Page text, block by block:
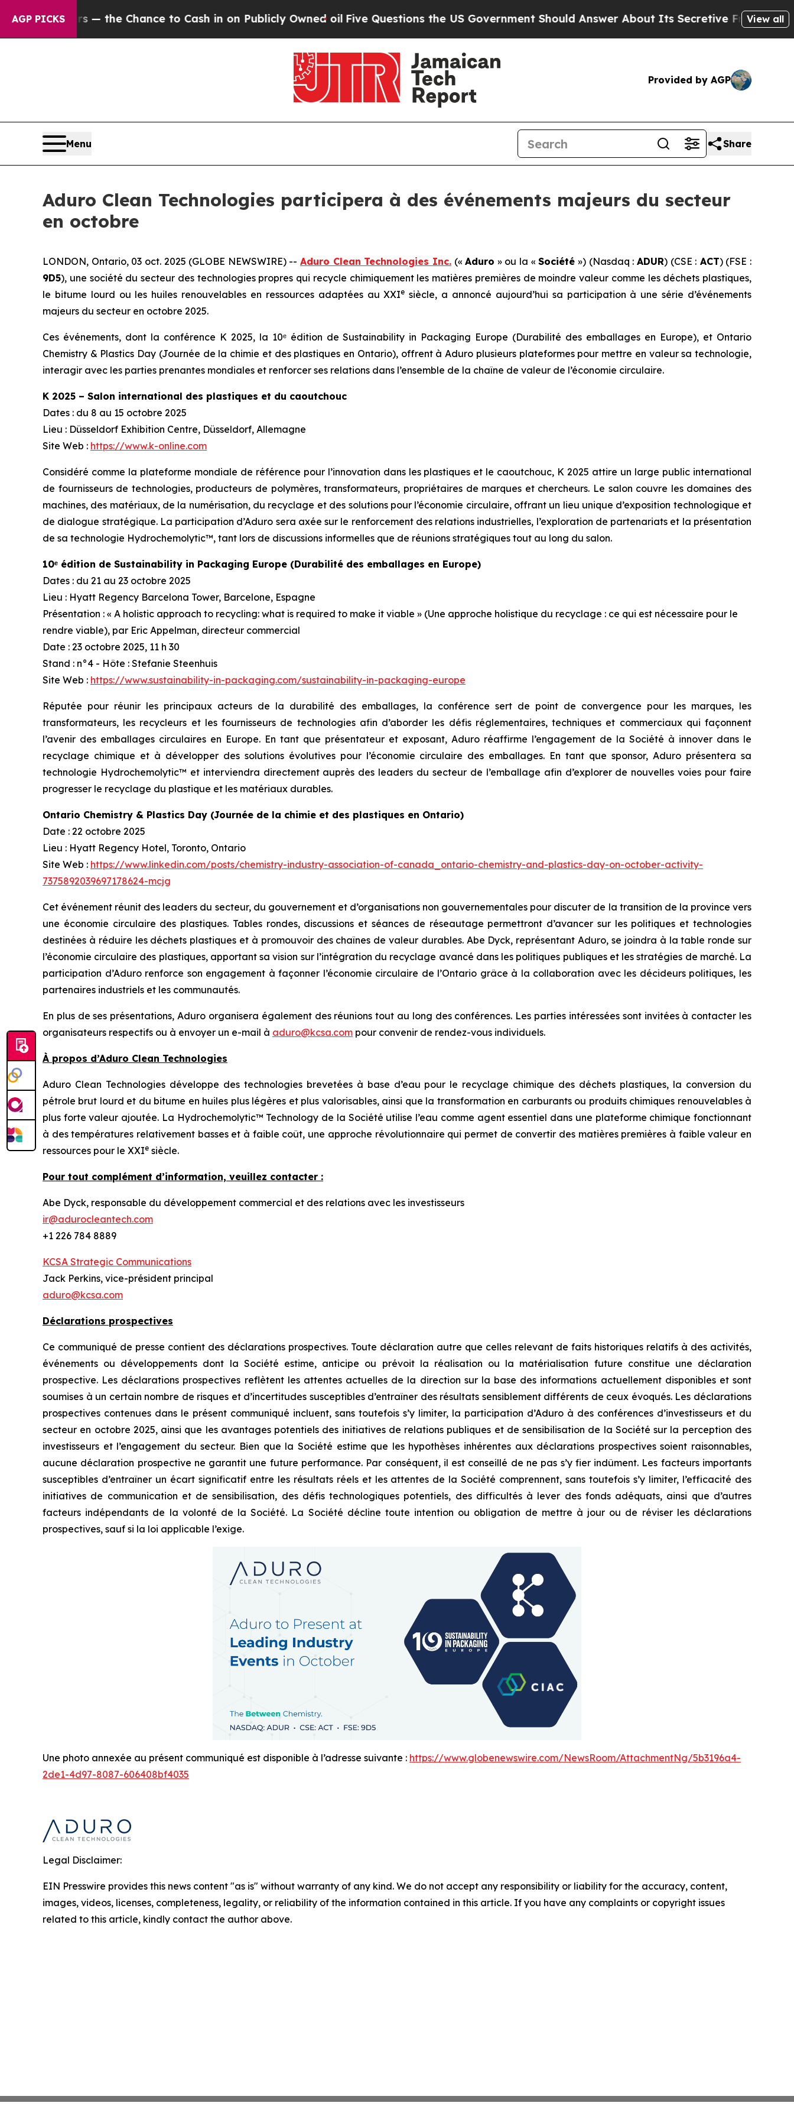
AGP PICKS
— the Chance to Cash in on Publicly Owned oilFive Questions the US Government Should Answer About Its Secretive Frontier AI Framework
View all
Provided by AGP
Menu Share
Aduro Clean Technologies participera à des événements majeurs du secteur
en octobre
LONDON, Ontario, 03 oct. 2025 (GLOBE NEWSWIRE) --Aduro Clean Technologies Inc.(«Aduro » ou la «Société ») (Nasdaq : ADUR) (CSE : ACT) (FSE :
9D5), une société du secteur des technologies propres qui recycle chimiquement les matières premières de moindre valeur comme les déchets plastiques,
le bitume lourd ou les huiles renouvelables en ressources adaptées au XXIe siècle, a annoncé aujourd’hui sa participation à une série d’événements
majeurs du secteur en octobre 2025.
Ces événements, dont la conférence K 2025, la 10ᵉ édition de Sustainability in Packaging Europe (Durabilité des emballages en Europe), et Ontario
Chemistry & Plastics Day (Journée de la chimie et des plastiques en Ontario), offrent à Aduro plusieurs plateformes pour mettre en valeur sa technologie,
interagir avec les parties prenantes mondiales et renforcer ses relations dans l’ensemble de la chaîne de valeur de l’économie circulaire.
K 2025 – Salon international des plastiques et du caoutchouc
Dates : du 8 au 15 octobre 2025
Lieu : Düsseldorf Exhibition Centre, Düsseldorf, Allemagne
Site Web : https://www.k-online.com
Considéré comme la plateforme mondiale de référence pour l’innovation dans les plastiques et le caoutchouc, K 2025 attire un large public international
de fournisseurs de technologies, producteurs de polymères, transformateurs, propriétaires de marques et chercheurs. Le salon couvre les domaines des
machines, des matériaux, de la numérisation, du recyclage et des solutions pour l’économie circulaire, offrant un lieu unique d’exposition technologique et
de dialogue stratégique. La participation d’Aduro sera axée sur le renforcement des relations industrielles, l’exploration de partenariats et la présentation
de sa technologie Hydrochemolytic™, tant lors de discussions informelles que de réunions stratégiques tout au long du salon.
10ᵉ édition de Sustainability in Packaging Europe (Durabilité des emballages en Europe)
Dates : du 21 au 23 octobre 2025
Lieu : Hyatt Regency Barcelona Tower, Barcelone, Espagne
Présentation : « A holistic approach to recycling: what is required to make it viable » (Une approche holistique du recyclage : ce qui est nécessaire pour le
rendre viable), par Eric Appelman, directeur commercial
Date : 23 octobre 2025, 11 h 30
Stand : n°4 - Hôte : Stefanie Steenhuis
Site Web : https://www.sustainability-in-packaging.com/sustainability-in-packaging-europe
Réputée pour réunir les principaux acteurs de la durabilité des emballages, la conférence sert de point de convergence pour les marques, les
transformateurs, les recycleurs et les fournisseurs de technologies afin d’aborder les défis réglementaires, techniques et commerciaux qui façonnent
l’avenir des emballages circulaires en Europe. En tant que présentateur et exposant, Aduro réaffirme l’engagement de la Société à innover dans le
recyclage chimique et à développer des solutions évolutives pour l’économie circulaire des emballages. En tant que sponsor, Aduro présentera sa
technologie Hydrochemolytic™ et interviendra directement auprès des leaders du secteur de l’emballage afin d’explorer de nouvelles voies pour faire
progresser le recyclage du plastique et les matériaux durables.
Ontario Chemistry & Plastics Day (Journée de la chimie et des plastiques en Ontario)
Date : 22 octobre 2025
Lieu : Hyatt Regency Hotel, Toronto, Ontario
Site Web : https://www.linkedin.com/posts/chemistry-industry-association-of-canada_ontario-chemistry-and-plastics-day-on-october-activity-
7375892039697178624-mcjg
Cet événement réunit des leaders du secteur, du gouvernement et d’organisations non gouvernementales pour discuter de la transition de la province vers
une économie circulaire des plastiques. Tables rondes, discussions et séances de réseautage permettront d’avancer sur les politiques et technologies
destinées à réduire les déchets plastiques et à promouvoir des chaînes de valeur durables. Abe Dyck, représentant Aduro, se joindra à la table ronde sur
l’économie circulaire des plastiques, apportant sa vision sur l’intégration du recyclage avancé dans les politiques publiques et les stratégies de marché. La
participation d’Aduro renforce son engagement à façonner l’économie circulaire de l’Ontario grâce à la collaboration avec les décideurs politiques, les
partenaires industriels et les communautés.
En plus de ses présentations, Aduro organisera également des réunions tout au long des conférences. Les parties intéressées sont invitées à contacter les
organisateurs respectifs ou à envoyer un e-mail à aduro@kcsa.com pour convenir de rendez-vous individuels.
À propos d’Aduro Clean Technologies
Aduro Clean Technologies développe des technologies brevetées à base d’eau pour le recyclage chimique des déchets plastiques, la conversion du
pétrole brut lourd et du bitume en huiles plus légères et plus valorisables, ainsi que la transformation en carburants ou produits chimiques renouvelables à
plus forte valeur ajoutée. La Hydrochemolytic™ Technology de la Société utilise l’eau comme agent essentiel dans une plateforme chimique fonctionnant
à des températures relativement basses et à faible coût, une approche révolutionnaire qui permet de convertir des matières premières à faible valeur en
ressources pour le XXIe siècle.
Pour tout complément d’information, veuillez contacter :
Abe Dyck, responsable du développement commercial et des relations avec les investisseurs
ir@adurocleantech.com
+1 226 784 8889
KCSA Strategic Communications
Jack Perkins, vice-président principal
aduro@kcsa.com
Déclarations prospectives
Ce communiqué de presse contient des déclarations prospectives. Toute déclaration autre que celles relevant de faits historiques relatifs à des activités,
événements ou développements dont la Société estime, anticipe ou prévoit la réalisation ou la matérialisation future constitue une déclaration
prospective. Les déclarations prospectives reflètent les attentes actuelles de la direction sur la base des informations actuellement disponibles et sont
soumises à un certain nombre de risques et d’incertitudes susceptibles d’entraîner des résultats sensiblement différents de ceux évoqués. Les déclarations
prospectives contenues dans le présent communiqué incluent, sans toutefois s’y limiter, la participation d’Aduro à des conférences d’investisseurs et du
secteur en octobre 2025, ainsi que les avantages potentiels des initiatives de relations publiques et de sensibilisation de la Société sur la perception des
investisseurs et l’engagement du secteur. Bien que la Société estime que les hypothèses inhérentes aux déclarations prospectives soient raisonnables,
aucune déclaration prospective ne garantit une future performance. Par conséquent, il est conseillé de ne pas s’y fier indûment. Les facteurs importants
susceptibles d’entraîner un écart significatif entre les résultats réels et les attentes de la Société comprennent, sans toutefois s’y limiter, l’efficacité des
initiatives de communication et de sensibilisation, des défis technologiques potentiels, des difficultés à lever des fonds adéquats, ainsi que d’autres
facteurs indépendants de la volonté de la Société. La Société décline toute intention ou obligation de mettre à jour ou de réviser les déclarations
prospectives, sauf si la loi applicable l’exige.
Une photo annexée au présent communiqué est disponible à l’adresse suivante : https://www.globenewswire.com/NewsRoom/AttachmentNg/5b3196a4-
2de1-4d97-8087-606408bf4035
Legal Disclaimer:
EIN Presswire provides this news content "as is" without warranty of any kind. We do not accept any responsibility or liability for the accuracy, content,
images, videos, licenses, completeness, legality, or reliability of the information contained in this article. If you have any complaints or copyright issues
related to this article, kindly contact the author above.